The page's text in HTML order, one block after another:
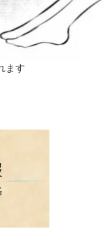
ます